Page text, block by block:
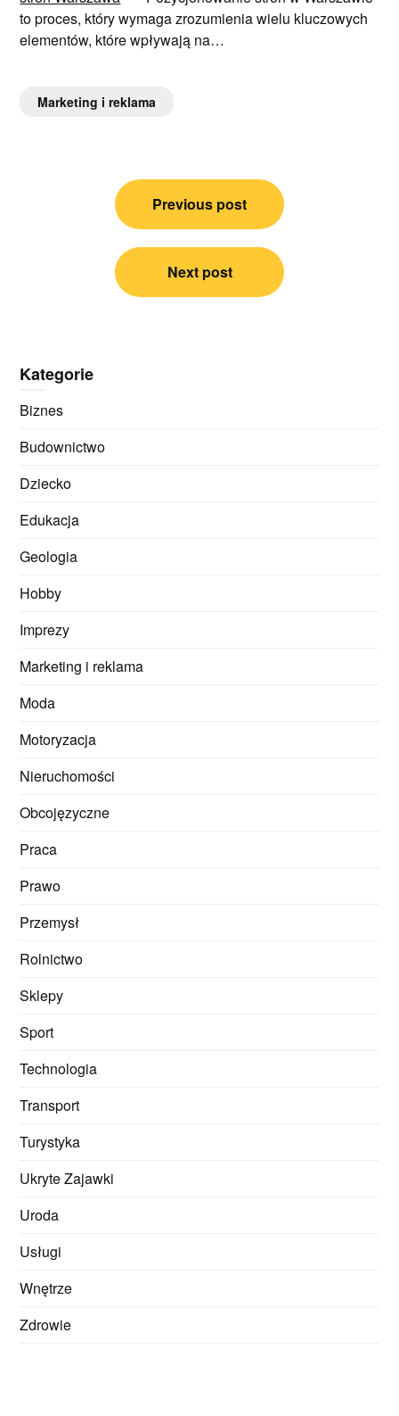
to proces, który wymaga zrozumienia wielu kluczowych
elementów, które wpływają na…
Marketing i reklama
Nawigacja
Previous post
Next post
Kategorie
Biznes
Budownictwo
Dziecko
Edukacja
Geologia
Hobby
Imprezy
Marketing i reklama
Moda
Motoryzacja
Nieruchomości
Obcojęzyczne
Praca
Prawo
Przemysł
Rolnictwo
Sklepy
Sport
Technologia
Transport
Turystyka
Ukryte Zajawki
Uroda
Usługi
Wnętrze
Zdrowie